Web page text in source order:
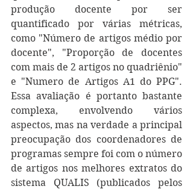
produção docente por ser
quantificado por várias métricas,
como "Número de artigos médio por
docente", "Proporção de docentes
com mais de 2 artigos no quadriênio"
e "Numero de Artigos A1 do PPG".
Essa avaliação é portanto bastante
complexa, envolvendo vários
aspectos, mas na verdade a principal
preocupação dos coordenadores de
programas sempre foi com o número
de artigos nos melhores extratos do
sistema QUALIS (publicados pelos